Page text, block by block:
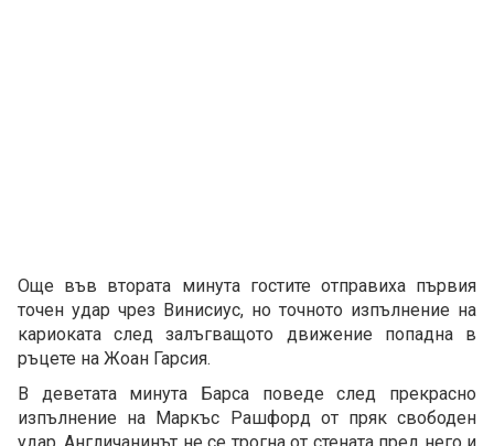
Още във втората минута гостите отправиха първия
точен удар чрез Винисиус, но точното изпълнение на
кариоката след залъгващото движение попадна в
ръцете на Жоан Гарсия.
В деветата минута Барса поведе след прекрасно
изпълнение на Маркъс Рашфорд от пряк свободен